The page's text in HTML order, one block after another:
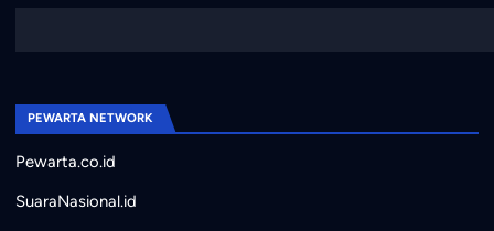
PEWARTA NETWORK
Pewarta.co.id
SuaraNasional.id